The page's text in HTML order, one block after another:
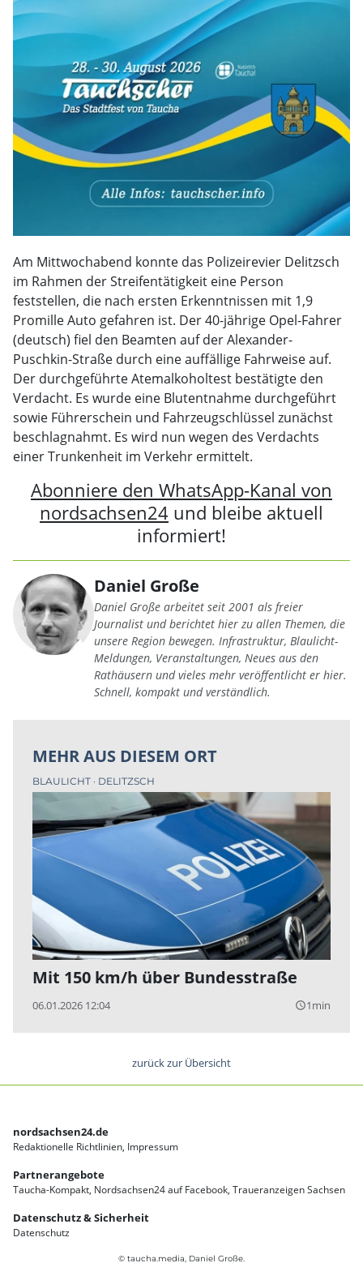
Am Mittwochabend konnte das Polizeirevier Delitzsch
im Rahmen der Streifentätigkeit eine Person
feststellen, die nach ersten Erkenntnissen mit 1,9
Promille Auto gefahren ist. Der 40-jährige Opel-Fahrer
(deutsch) fiel den Beamten auf der Alexander-
Puschkin-Straße durch eine auffällige Fahrweise auf.
Der durchgeführte Atemalkoholtest bestätigte den
Verdacht. Es wurde eine Blutentnahme durchgeführt
sowie Führerschein und Fahrzeugschlüssel zunächst
beschlagnahmt. Es wird nun wegen des Verdachts
einer Trunkenheit im Verkehr ermittelt.
Abonniere den WhatsApp-Kanal von
nordsachsen24 und bleibe aktuell
informiert!
Daniel Große
Daniel Große arbeitet seit 2001 als freier
Journalist und berichtet hier zu allen Themen, die
unsere Region bewegen. Infrastruktur, Blaulicht-
Meldungen, Veranstaltungen, Neues aus den
Rathäusern und vieles mehr veröffentlicht er hier.
Schnell, kompakt und verständlich.
MEHR AUS DIESEM ORT
BLAULICHT DELITZSCH
Mit 150 km/h über Bundesstraße
06.01.2026 12:04 query_builder1min
zurück zur Übersicht
nordsachsen24.de
Redaktionelle Richtlinien Impressum
Partnerangebote
Taucha-Kompakt Nordsachsen24 auf Facebook Traueranzeigen Sachsen
Datenschutz & Sicherheit
Datenschutz
© taucha.media, Daniel Große.